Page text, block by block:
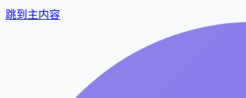
跳到主内容